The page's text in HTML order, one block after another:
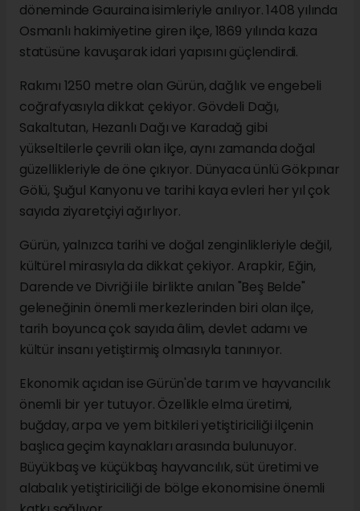
döneminde Gauraina isimleriyle anılıyor. 1408 yılında
Osmanlı hakimiyetine giren ilçe, 1869 yılında kaza
statüsüne kavuşarak idari yapısını güçlendirdi.
Rakımı 1250 metre olan Gürün, dağlık ve engebeli
coğrafyasıyla dikkat çekiyor. Gövdeli Dağı,
Sakaltutan, Hezanlı Dağı ve Karadağ gibi
yükseltilerle çevrili olan ilçe, aynı zamanda doğal
güzellikleriyle de öne çıkıyor. Dünyaca ünlü Gökpınar
Gölü, Şuğul Kanyonu ve tarihi kaya evleri her yıl çok
sayıda ziyaretçiyi ağırlıyor.
Gürün, yalnızca tarihi ve doğal zenginlikleriyle değil,
kültürel mirasıyla da dikkat çekiyor. Arapkir, Eğin,
Darende ve Divriği ile birlikte anılan "Beş Belde"
geleneğinin önemli merkezlerinden biri olan ilçe,
tarih boyunca çok sayıda âlim, devlet adamı ve
kültür insanı yetiştirmiş olmasıyla tanınıyor.
Ekonomik açıdan ise Gürün'de tarım ve hayvancılık
önemli bir yer tutuyor. Özellikle elma üretimi,
buğday, arpa ve yem bitkileri yetiştiriciliği ilçenin
başlıca geçim kaynakları arasında bulunuyor.
Büyükbaş ve küçükbaş hayvancılık, süt üretimi ve
alabalık yetiştiriciliği de bölge ekonomisine önemli